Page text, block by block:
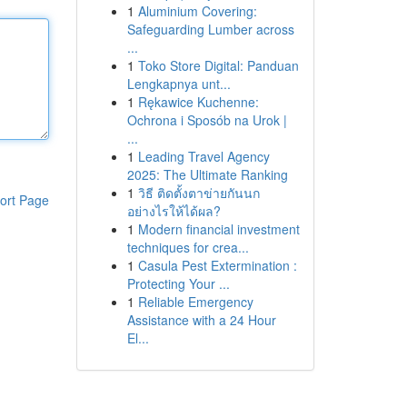
Page
1 Aluminium Covering:
Safeguarding Lumber across
...
1 Toko Store Digital: Panduan
Lengkapnya unt...
1 Rękawice Kuchenne:
Ochrona i Sposób na Urok |
...
1 Leading Travel Agency
2025: The Ultimate Ranking
1 วิธี ติดตั้งตาข่ายกันนก
อย่างไรให้ได้ผล?
1 Modern financial investment
techniques for crea...
1 Casula Pest Extermination :
Protecting Your ...
1 Reliable Emergency
Assistance with a 24 Hour
El...